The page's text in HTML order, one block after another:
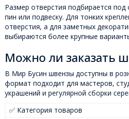
Размер отверстия подбирается под
пин или подвеску. Для тонких
отверстия, а для заметных
выбираются более крупные
Можно ли заказать
В Мир Бусин швензы доступны в
формат подходит для мастеров,
украшений и регулярной сборки
✅ Категория товаров